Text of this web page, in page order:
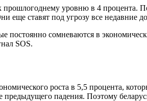
прошлогоднему уровню в 4
еще ставят под угрозу все недавние
постоянно сомневаются в
SOS.
роста в 5,5 процента,
предыдущего падения. Поэтому